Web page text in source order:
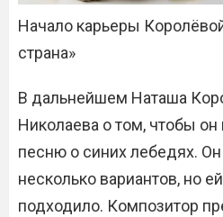
Начало карьеры
страна»
В дальнейшем Наташа
Николаева о том, чтобы он
песню о синих лебедях. Он
несколько вариантов, но
подходило. Композитор